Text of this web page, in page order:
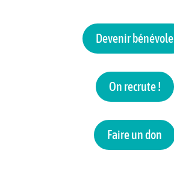
Devenir bénévole
On recrute !
Faire un don